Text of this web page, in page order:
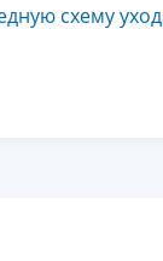
схему